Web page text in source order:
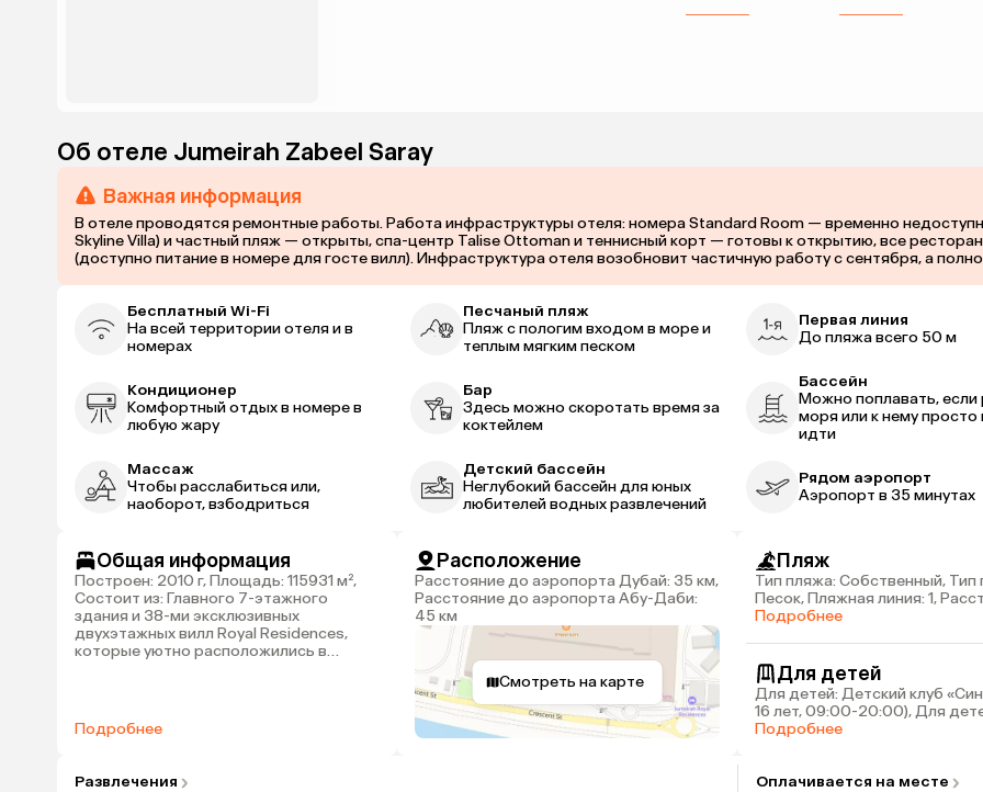
Об отеле Jumeirah Zabeel Saray
Важная информация
В отеле проводятся ремонтные работы. Работа инфраструктуры отеля: номера Standard Room — временно
Skyline Villa) и частный пляж — открыты, спа-центр Talise Ottoman и теннисный корт — готовы к открытию, все
(доступно питание в номере для госте вилл). Инфраструктура отеля возобновит частичную работу с сентября, а
Бесплатный Wi-Fi
На всей территории отеля и в
номерах
Песчаный пляж
Пляж с пологим входом в море и
теплым мягким песком
Первая линия
До пляжа всего 50 м
Кондиционер
Комфортный отдых в номере в
любую жару
Бар
Здесь можно скоротать время за
коктейлем
Бассейн
Можно поплавать, если
моря или к нему просто
идти
Массаж
Чтобы расслабиться или,
наоборот, взбодриться
Детский бассейн
Неглубокий бассейн для юных
любителей водных развлечений
Рядом аэропорт
Аэропорт в 35 минутах
Общая информация
Построен: 2010 г, Площадь: 115931 м²,
Состоит из: Главного 7-этажного
здания и 38-ми эксклюзивных
двухэтажных вилл Royal Residences,
которые уютно расположились в
Подробнее
Расположение
Расстояние до аэропорта Дубай: 35 км,
Расстояние до аэропорта Абу-Даби:
45 км
Смотреть на карте
Пляж
Тип пляжа: Собственный, Тип
Песок, Пляжная линия: 1,
пляжа: 50 м
Подробнее
Для детей
Для детей: Детский клуб
16 лет, 09:00-20:00), Для
Детский бассейн, Для детей:
Подробнее
Развлечения
Оплачивается на месте